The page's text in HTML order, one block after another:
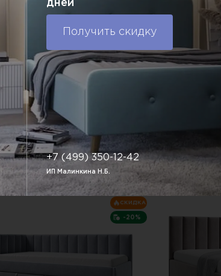
118 P. 48 045 P.
исполнения (цвет):
Доставка по РФ.
Купить в один клик
29 118 P.
Габаритные
Варианты
Доставка
-20%
СКИДКА
дней
Получить скидку
+7 (499) 350-12-42
ИП Малинкина Н.Б.